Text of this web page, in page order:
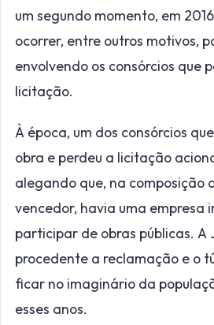
um segundo momento, em
ocorrer, entre outros motivos,
envolvendo os consórcios que
licitação.
À época, um dos consórcios
obra e perdeu a licitação
alegando que, na composição
vencedor, havia uma empresa
participar de obras públicas. A
procedente a reclamação e o
ficar no imaginário da
esses anos.